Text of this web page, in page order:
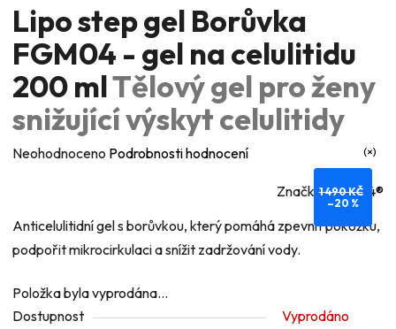
Anticelulitidní gel s borůvkou, který pomáhá zpevnit pokožku,
podpořit mikrocirkulaci a snížit zadržování vody.
Položka byla vyprodána…
Dostupnost
Vyprodáno
Lipo step gel Borůvka
FGM04 - gel na celulitidu
200 mlTělový gel pro ženy
snižující výskyt celulitidy
Průměrné
je
0,0
5
hvězdiček.
Neohodnoceno Podrobnosti hodnocení
Značka:FGM04®
1 490 KČ
–20 %